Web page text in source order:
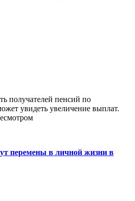
получателей пенсий по
увидеть увеличение выплат.
перемены в личной жизни в